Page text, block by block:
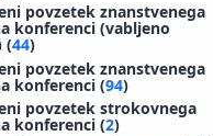
povzetek znanstvenega
konferenci (vabljeno
(44)
povzetek znanstvenega
konferenci (94)
povzetek strokovnega
konferenci (2)